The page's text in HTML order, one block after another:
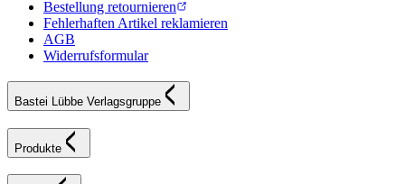
Bestellung retournieren
Fehlerhaften Artikel reklamieren
AGB
Widerrufsformular
Bastei Lübbe Verlagsgruppe
Produkte